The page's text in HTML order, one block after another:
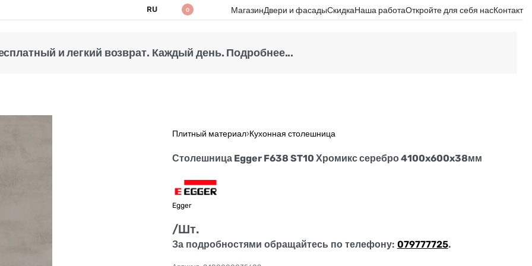
RU 0 МагазинДвери и фасадыСкидкаНаша работаОткройте для себя насКонтакт
и легкий возврат. Каждый день. Подробнее...
Плитный материал›Кухонная столешница
Столешница Egger F638 ST10 Хромикс серебро 4100x600x38мм
Egger
/Шт.
За подробностями обращайтесь по телефону: 079777725.